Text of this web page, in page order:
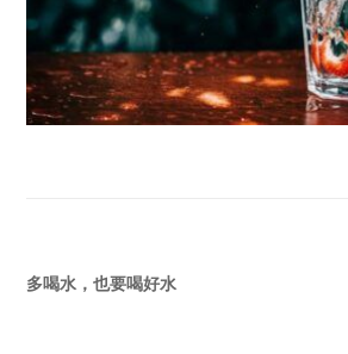
多喝水，也要喝好水